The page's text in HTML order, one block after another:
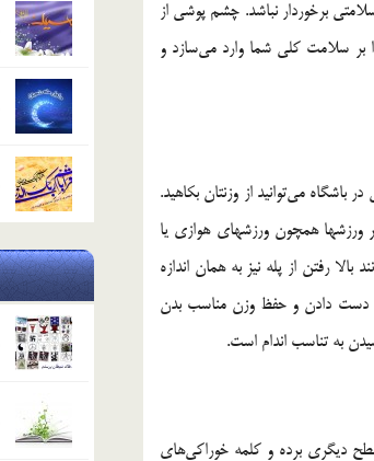
برخوردار نباشد. چشم پوشی از
بر سلامت کلی شما وارد می‌سازد و
می‌توانید از وزنتان بکاهید.
ورزشها همچون ورزشهای هوازی یا
رفتن از پله نیز به همان اندازه
از دست دادن و حفظ وزن مناسب بدن
به تناسب اندام است.
دیگری برده و کلمه خوراکی‌های